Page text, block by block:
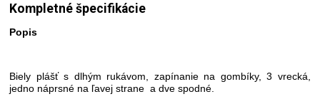
Kompletné špecifikácie
Popis
Biely plášť s dlhým rukávom, zapínanie na gombíky, 3 vrecká,
jedno náprsné na ľavej strane a dve spodné.